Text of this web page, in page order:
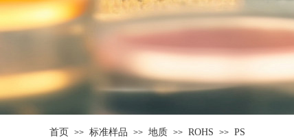
首页 >> 标准样品 >> 地质 >> ROHS >> PS